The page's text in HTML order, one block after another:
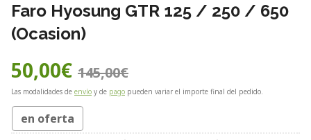
Faro Hyosung GTR 125 / 250 / 650
(Ocasion)
50,00€ 145,00€
Las modalidades de envío y de pago pueden variar el importe final del pedido.
en oferta